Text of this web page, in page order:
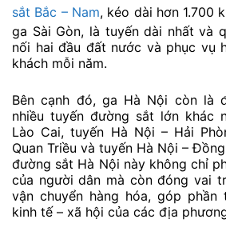
sắt Bắc – Nam, kéo dài hơn 1.700
ga Sài Gòn, là tuyến dài nhất và
nối hai đầu đất nước và phục vụ
khách mỗi năm.
Bên cạnh đó, ga Hà Nội còn là
nhiều tuyến đường sắt lớn khác
Lào Cai, tuyến Hà Nội – Hải
Quan Triều và tuyến Hà Nội –
đường sắt Hà Nội này không chỉ
của người dân mà còn đóng vai
vận chuyển hàng hóa, góp
kinh tế – xã hội của các địa